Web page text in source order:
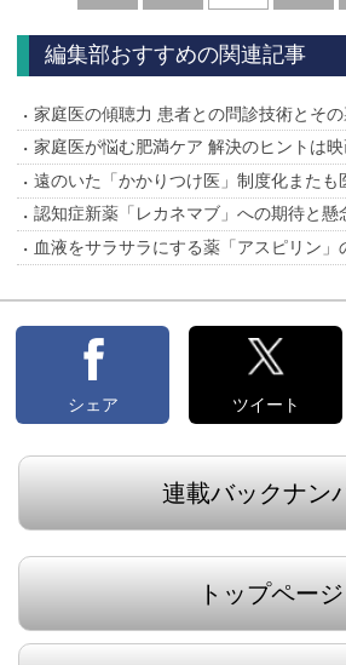
へ
編集部おすすめの関連記事
家庭医の傾聴力 患者との問診技術とその
家庭医が悩む肥満ケア 解決のヒントは映
遠のいた「かかりつけ医」制度化またも
認知症新薬「レカネマブ」への期待と懸
血液をサラサラにする薬「アスピリン」
シェア ツイート
連載バックナン
トップページ